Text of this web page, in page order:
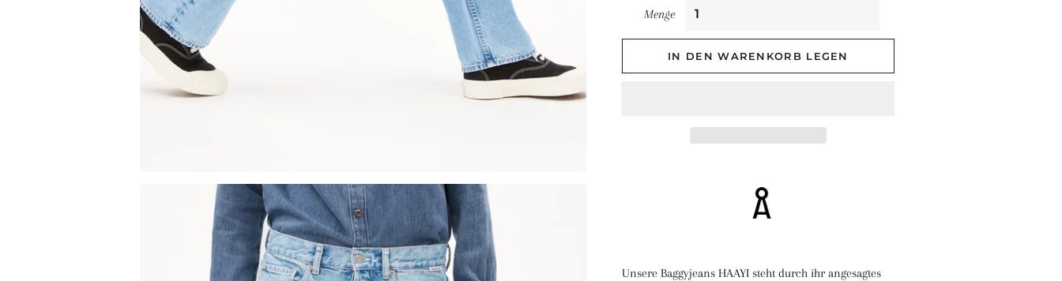
Menge
IN DEN WARENKORB LEGEN
Unsere Baggyjeans HAAYI steht durch ihr angesagtes